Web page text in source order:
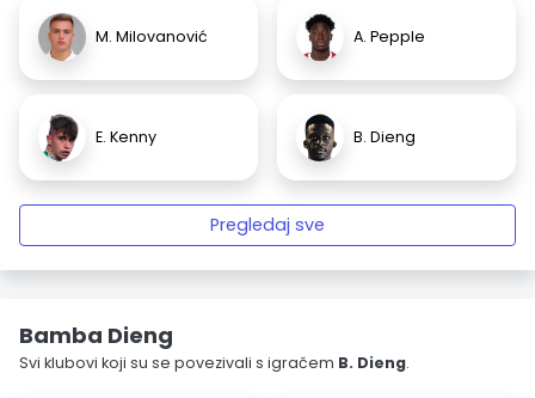
M. Milovanović A. Pepple
E. Kenny B. Dieng
Pregledaj sve
Bamba Dieng
Svi klubovi koji su se povezivali s igračem B. Dieng.